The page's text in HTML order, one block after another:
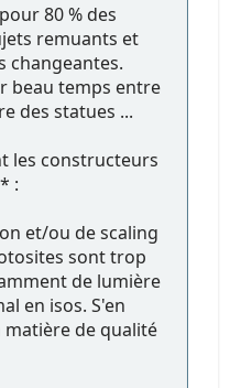
pour 80 % des
remuants et
changeantes.
beau temps entre
des statues ...
les constructeurs
:
et/ou de scaling
sont trop
de lumière
en isos. S'en
matière de qualité